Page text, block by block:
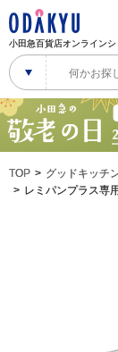
小田急百貨店オンライン
TOP
グッドキッチ
レミパンプラス専